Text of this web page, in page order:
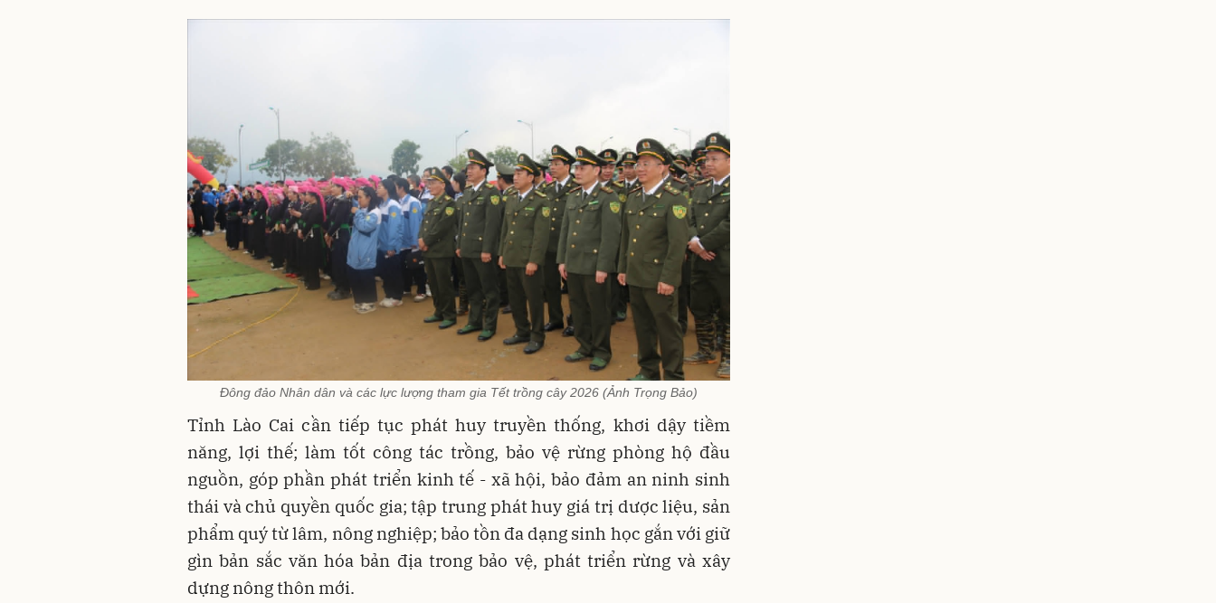
Đông đảo Nhân dân và các lực lượng tham gia Tết trồng cây 2026 (Ảnh Trọng Bảo)
Tỉnh Lào Cai cần tiếp tục phát huy truyền thống, khơi dậy tiềm
năng, lợi thế; làm tốt công tác trồng, bảo vệ rừng phòng hộ đầu
nguồn, góp phần phát triển kinh tế - xã hội, bảo đảm an ninh sinh
thái và chủ quyền quốc gia; tập trung phát huy giá trị dược liệu, sản
phẩm quý từ lâm, nông nghiệp; bảo tồn đa dạng sinh học gắn với giữ
gìn bản sắc văn hóa bản địa trong bảo vệ, phát triển rừng và xây
dựng nông thôn mới.